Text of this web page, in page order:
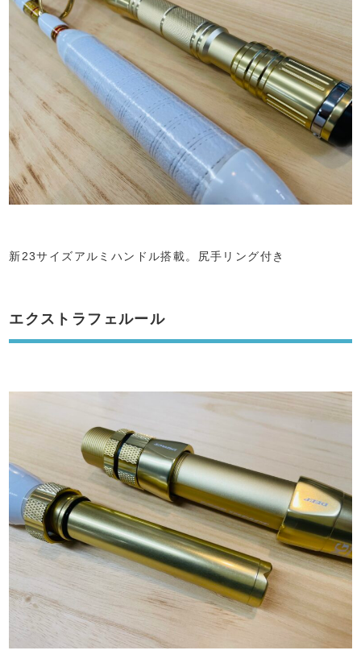
新23サイズアルミハンドル搭載。尻手リング付き
エクストラフェルール